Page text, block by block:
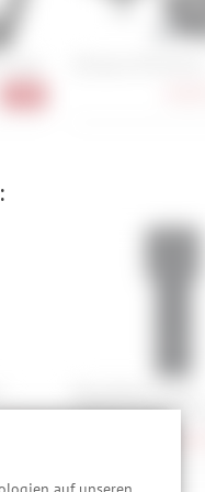
6500K/120 + Halter